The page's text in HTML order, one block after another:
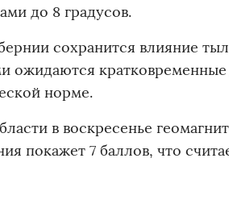
до 8 градусов.
сохранится влияние
ожидаются
норме.
в воскресенье
покажет 7 баллов, что